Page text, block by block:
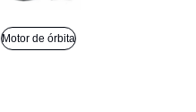
Motor de órbita